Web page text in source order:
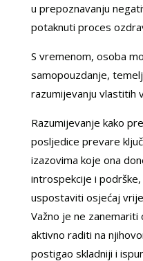
u prepoznavanju
potaknuti proces
S vremenom, osoba
samopouzdanje,
razumijevanju vlastitih
Razumijevanje kako
posljedice prevare
izazovima koje ona
introspekcije i
uspostaviti osjećaj
Važno je ne
aktivno raditi na
postigao skladniji i